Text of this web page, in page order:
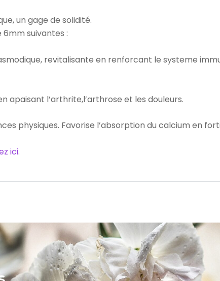
un gage de solidité.
suivantes :
revitalisante en renforcant le systeme
apaisant l’arthrite,l’arthrose et les douleurs.
physiques. Favorise l’absorption du calcium en
ici.